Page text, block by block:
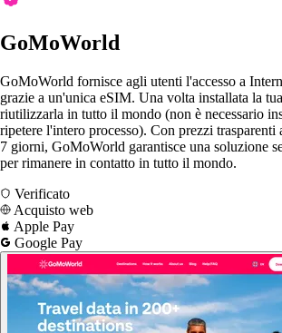
GoMoWorld
GoMoWorld fornisce agli utenti l'accesso a
grazie a un'unica eSIM. Una volta installata la
riutilizzarla in tutto il mondo (non è necessario
ripetere l'intero processo). Con prezzi trasparenti
7 giorni, GoMoWorld garantisce una soluzione
per rimanere in contatto in tutto il mondo.
Verificato
Acquisto web
Apple Pay
Google Pay